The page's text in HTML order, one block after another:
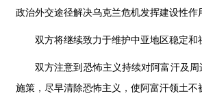
政治外交途径解决乌克兰危机发挥建设性作
双方将继续致力于维护中亚地区稳定和
双方注意到恐怖主义持续对阿富汗及
施策，尽早清除恐怖主义，使阿富汗领土